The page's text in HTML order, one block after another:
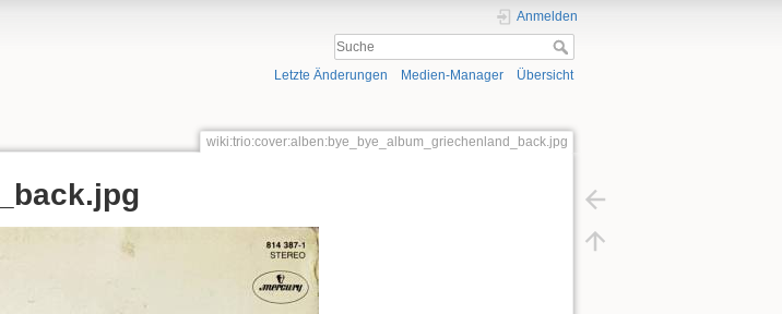
Anmelden
Letzte Änderungen Medien-Manager Übersicht
wiki:trio:cover:alben:bye_bye_album_griechenland_back.jpg